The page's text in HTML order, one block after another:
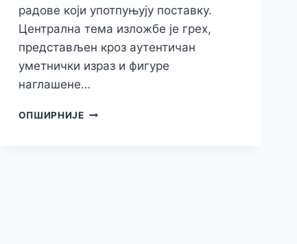
радове који употпуњују поставку.
Централна тема изложбе је грех,
представљен кроз аутентичан
уметнички израз и фигуре
наглашене…
ОПШИРНИЈЕИЗЛОЖБА